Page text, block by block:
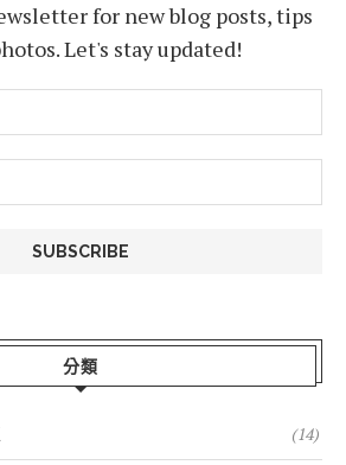
for new blog posts, tips
Let's stay updated!
分類
(14)